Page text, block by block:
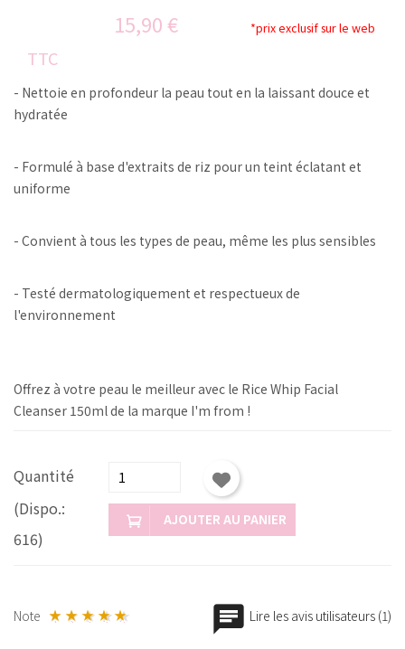
15,90 € *prix exclusif sur le web
TTC
- Nettoie en profondeur la peau tout en la laissant douce et
hydratée
- Formulé à base d'extraits de riz pour un teint éclatant et
uniforme
- Convient à tous les types de peau, même les plus sensibles
- Testé dermatologiquement et respectueux de
l'environnement
Offrez à votre peau le meilleur avec le Rice Whip Facial
Cleanser 150ml de la marque I'm from !
Quantité
(Dispo.:
616)
AJOUTER AU PANIER
Note Lire les avis utilisateurs (1)